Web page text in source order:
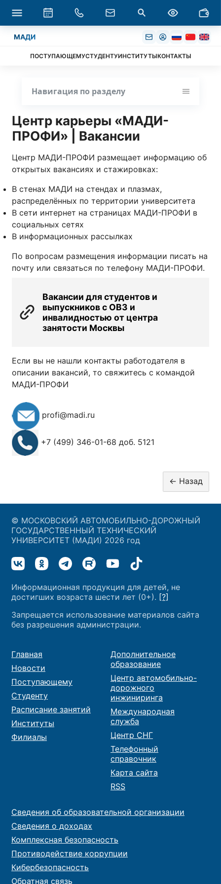
МАДИ
ПОСТУПАЮЩЕМУСТУДЕНТУИНСТИТУТЫКОНТАКТЫ
Центр карьеры «МАДИ-
ПРОФИ» | Вакансии
Центр МАДИ-ПРОФИ размещает информацию об
открытых вакансиях и стажировках:
В стенах МАДИ на стендах и плазмах,
распределённых по территории университета
В сети интернет на страницах МАДИ-ПРОФИ в
социальных сетях
В информационных рассылках
По вопросам размещения информации писать на
почту или связаться по телефону МАДИ-ПРОФИ.
Вакансии для студентов и
выпускников с ОВЗ и
инвалидностью от центра
занятости Москвы
Если вы не нашли контакты работодателя в
описании вакансий, то свяжитесь с командой
МАДИ-ПРОФИ
profi@madi.ru
+7 (499) 346-01-68 доб. 5121
Навигация по разделу
© МОСКОВСКИЙ АВТОМОБИЛЬНО-ДОРОЖНЫЙ
ГОСУДАРСТВЕННЫЙ ТЕХНИЧЕСКИЙ
УНИВЕРСИТЕТ (МАДИ) 2026 год
Информационная продукция для детей, не
достигших возраста шести лет (0+). [?]
Запрещается использование материалов сайта
без разрешения администрации.
Главная
Новости
Поступающему
Студенту
Расписание занятий
Институты
Филиалы
Дополнительное
образование
Центр автомобильно-
дорожного
инжиниринга
Международная
служба
Центр СНГ
Телефонный
справочник
Карта сайта
RSS
Сведения об образовательной организации
Сведения о доходах
Комплексная безопасность
Противодействие коррупции
Кибербезопасность
Обратная связь